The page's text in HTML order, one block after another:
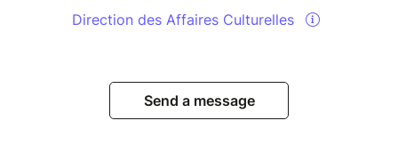
Direction des Affaires Culturelles
Send a message